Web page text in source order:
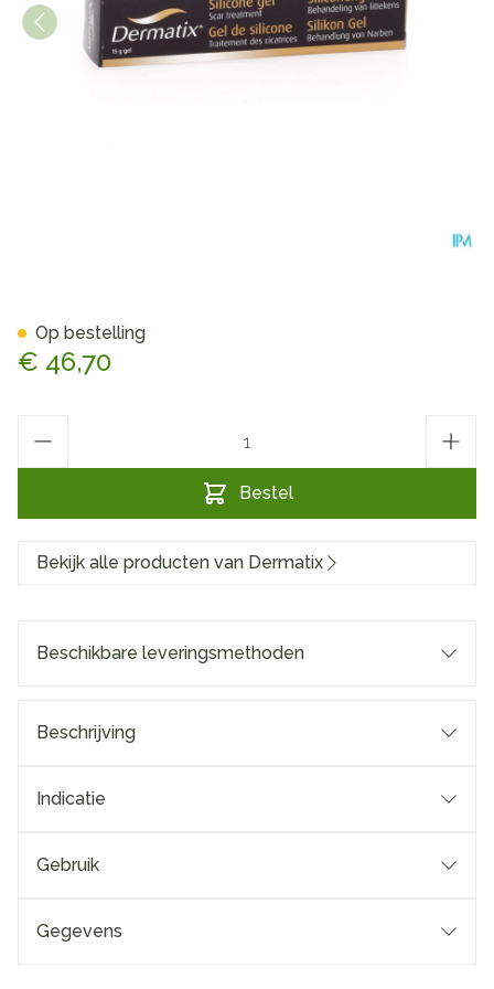
€ 46,70
Bestel
Op bestelling
Bekijk alle producten van Dermatix
Beschikbare leveringsmethoden
Beschrijving
Indicatie
Gebruik
Gegevens